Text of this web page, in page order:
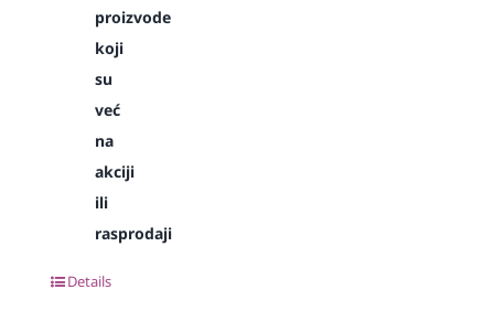
proizvode
koji
su
već
na
akciji
ili
rasprodaji
Details